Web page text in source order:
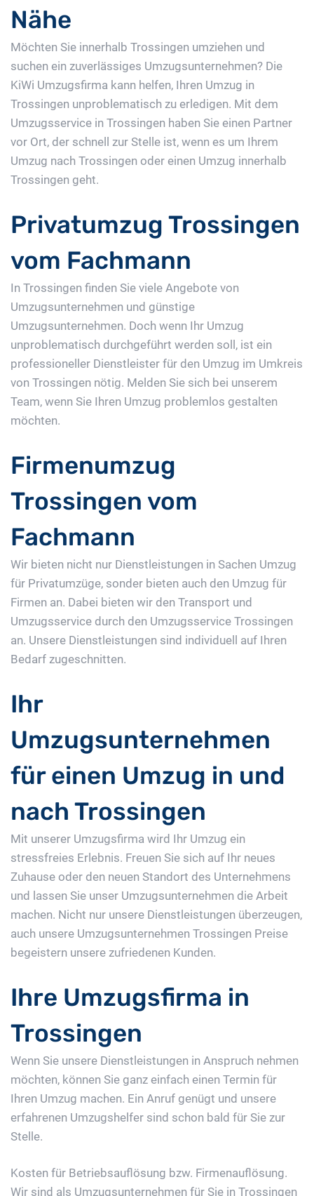
Nähe
Möchten Sie innerhalb Trossingen umziehen und
suchen ein zuverlässiges Umzugsunternehmen? Die
KiWi Umzugsfirma kann helfen, Ihren Umzug in
Trossingen unproblematisch zu erledigen. Mit dem
Umzugsservice in Trossingen haben Sie einen Partner
vor Ort, der schnell zur Stelle ist, wenn es um Ihrem
Umzug nach Trossingen oder einen Umzug innerhalb
Trossingen geht.
Privatumzug Trossingen
vom Fachmann
In Trossingen finden Sie viele Angebote von
Umzugsunternehmen und günstige
Umzugsunternehmen. Doch wenn Ihr Umzug
unproblematisch durchgeführt werden soll, ist ein
professioneller Dienstleister für den Umzug im Umkreis
von Trossingen nötig. Melden Sie sich bei unserem
Team, wenn Sie Ihren Umzug problemlos gestalten
möchten.
Firmenumzug
Trossingen vom
Fachmann
Wir bieten nicht nur Dienstleistungen in Sachen Umzug
für Privatumzüge, sonder bieten auch den Umzug für
Firmen an. Dabei bieten wir den Transport und
Umzugsservice durch den Umzugsservice Trossingen
an. Unsere Dienstleistungen sind individuell auf Ihren
Bedarf zugeschnitten.
Ihr
Umzugsunternehmen
für einen Umzug in und
nach Trossingen
Mit unserer Umzugsfirma wird Ihr Umzug ein
stressfreies Erlebnis. Freuen Sie sich auf Ihr neues
Zuhause oder den neuen Standort des Unternehmens
und lassen Sie unser Umzugsunternehmen die Arbeit
machen. Nicht nur unsere Dienstleistungen überzeugen,
auch unsere Umzugsunternehmen Trossingen Preise
begeistern unsere zufriedenen Kunden.
Ihre Umzugsfirma in
Trossingen
Wenn Sie unsere Dienstleistungen in Anspruch nehmen
möchten, können Sie ganz einfach einen Termin für
Ihren Umzug machen. Ein Anruf genügt und unsere
erfahrenen Umzugshelfer sind schon bald für Sie zur
Stelle.
Kosten für Betriebsauflösung bzw. Firmenauflösung.
Wir sind als Umzugsunternehmen für Sie in Trossingen